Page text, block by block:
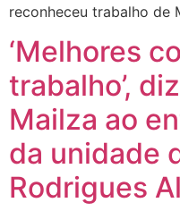
reconheceu trabalho de
‘Melhores
trabalho’,
Mailza ao
da unidade
Rodrigues